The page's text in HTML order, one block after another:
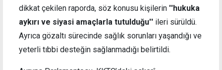
dikkat çekilen raporda, söz konusu kişilerin ''hukuka
aykırı ve siyasi amaçlarla tutulduğu'' ileri sürüldü.
Ayrıca gözaltı sürecinde sağlık sorunları yaşandığı ve
yeterli tıbbi desteğin sağlanmadığı belirtildi.